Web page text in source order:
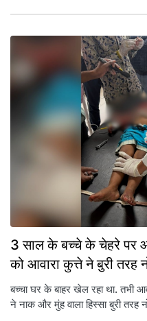
3 साल के बच्चे के चेहरे पर
को आवारा कुत्ते ने बुरी तरह
बच्चा घर के बाहर खेल रहा था. तभी
ने नाक और मुंह वाला हिस्सा बुरी तरह